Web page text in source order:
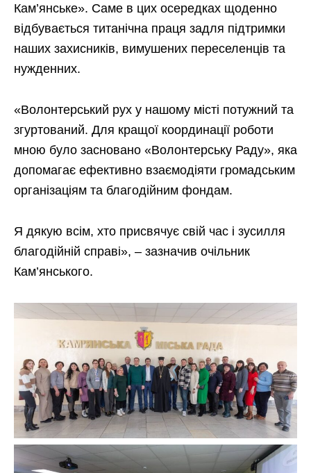
Кам’янське». Саме в цих осередках щоденно
відбувається титанічна праця задля підтримки
наших захисників, вимушених переселенців та
нужденних.
«Волонтерський рух у нашому місті потужний та
згуртований. Для кращої координації роботи
мною було засновано «Волонтерську Раду», яка
допомагає ефективно взаємодіяти громадським
організаціям та благодійним фондам.
Я дякую всім, хто присвячує свій час і зусилля
благодійній справі», – зазначив очільник
Кам’янського.